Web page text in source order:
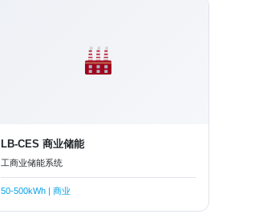
LB-CES 商业储能
工商业储能系统
50-500kWh | 商业